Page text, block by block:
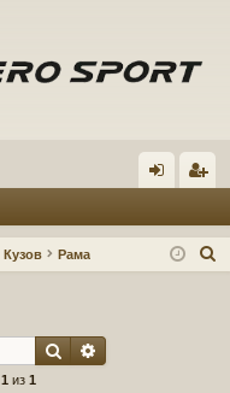
д ис
Кузов Рама
Поиск
1 из 1